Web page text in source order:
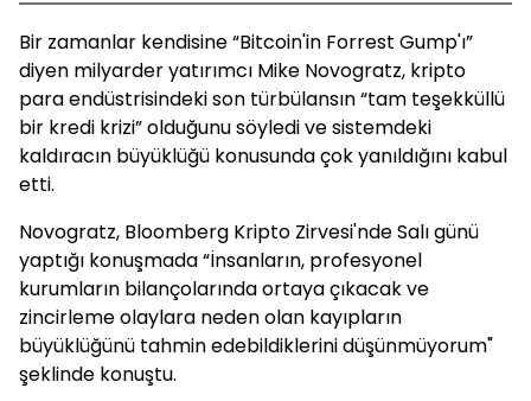
Bir zamanlar kendisine “Bitcoin'in Forrest Gump'ı”
diyen milyarder yatırımcı Mike Novogratz, kripto
para endüstrisindeki son türbülansın “tam teşekküllü
bir kredi krizi” olduğunu söyledi ve sistemdeki
kaldıracın büyüklüğü konusunda çok yanıldığını kabul
etti.
Novogratz, Bloomberg Kripto Zirvesi'nde Salı günü
yaptığı konuşmada “İnsanların, profesyonel
kurumların bilançolarında ortaya çıkacak ve
zincirleme olaylara neden olan kayıpların
büyüklüğünü tahmin edebildiklerini düşünmüyorum"
şeklinde konuştu.